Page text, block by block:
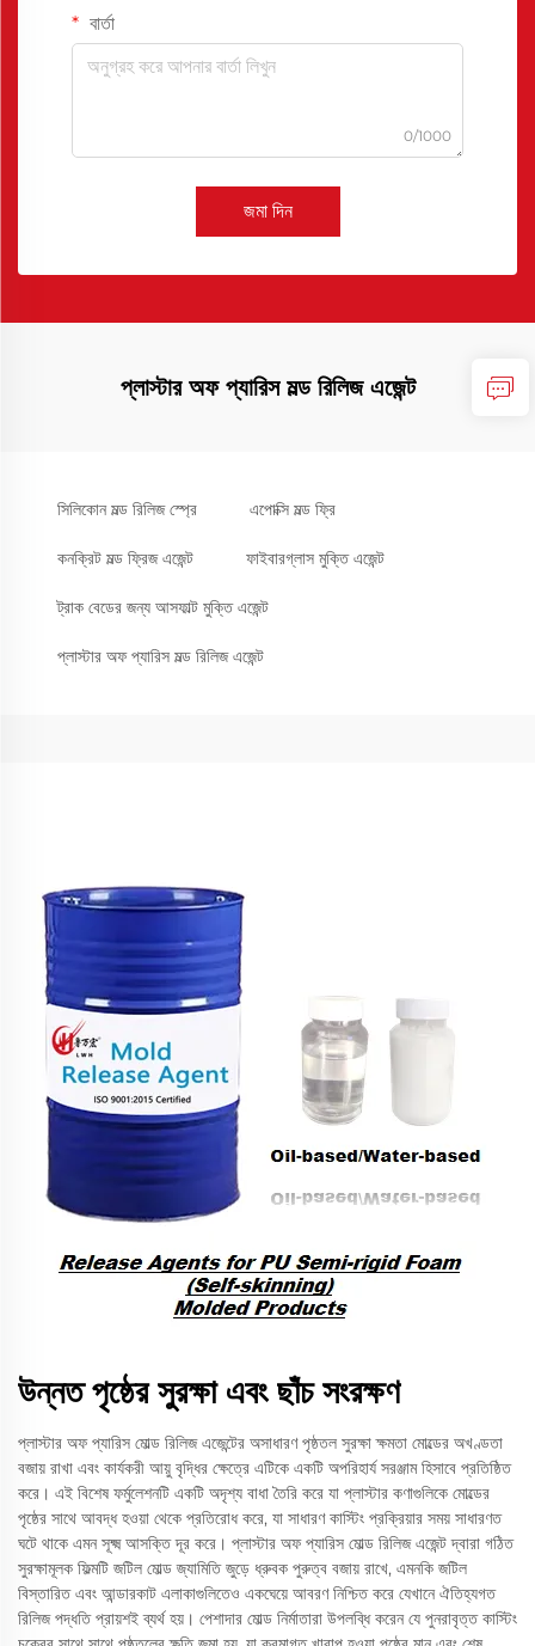
বার্তা
0/1000
জমা দিন
প্লাস্টার অফ প্যারিস মল্ড রিলিজ এজেন্ট
সিলিকোন মল্ড রিলিজ স্প্রে এপোক্সি মল্ড ফ্রি
কনক্রিট মল্ড ফ্রিজ এজেন্ট ফাইবারগ্লাস মুক্তি এজেন্ট
ট্রাক বেডের জন্য আসফাল্ট মুক্তি এজেন্ট
প্লাস্টার অফ প্যারিস মল্ড রিলিজ এজেন্ট
উন্নত পৃষ্ঠের সুরক্ষা এবং ছাঁচ সংরক্ষণ
প্লাস্টার অফ প্যারিস মোল্ড রিলিজ এজেন্টের অসাধারণ পৃষ্ঠতল সুরক্ষা ক্ষমতা মোল্ডের অখণ্ডতা
বজায় রাখা এবং কার্যকরী আয়ু বৃদ্ধির ক্ষেত্রে এটিকে একটি অপরিহার্য সরঞ্জাম হিসাবে প্রতিষ্ঠিত
করে। এই বিশেষ ফর্মুলেশনটি একটি অদৃশ্য বাধা তৈরি করে যা প্লাস্টার কণাগুলিকে মোল্ডের
পৃষ্ঠের সাথে আবদ্ধ হওয়া থেকে প্রতিরোধ করে, যা সাধারণ কাস্টিং প্রক্রিয়ার সময় সাধারণত
ঘটে থাকে এমন সূক্ষ্ম আসক্তি দূর করে। প্লাস্টার অফ প্যারিস মোল্ড রিলিজ এজেন্ট দ্বারা গঠিত
সুরক্ষামূলক ফিল্মটি জটিল মোল্ড জ্যামিতি জুড়ে ধ্রুবক পুরুত্ব বজায় রাখে, এমনকি জটিল
বিস্তারিত এবং আন্ডারকাট এলাকাগুলিতেও একঘেয়ে আবরণ নিশ্চিত করে যেখানে ঐতিহ্যগত
রিলিজ পদ্ধতি প্রায়শই ব্যর্থ হয়। পেশাদার মোল্ড নির্মাতারা উপলব্ধি করেন যে পুনরাবৃত্ত কাস্টিং